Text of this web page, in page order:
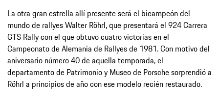
La otra gran estrella allí presente será el bicampeón del
mundo de rallyes Walter Röhrl, que presentará el 924 Carrera
GTS Rally con el que obtuvo cuatro victorias en el
Campeonato de Alemania de Rallyes de 1981. Con motivo del
aniversario número 40 de aquella temporada, el
departamento de Patrimonio y Museo de Porsche sorprendió a
Röhrl a principios de año con ese modelo recién restaurado.